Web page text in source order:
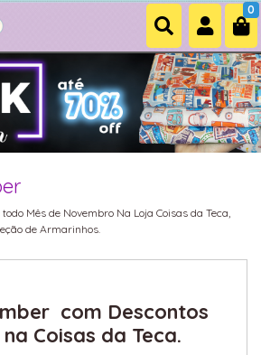
0
Mês de Novembro Na Loja Coisas da Teca,
de Armarinhos.
com Descontos
Coisas da Teca.